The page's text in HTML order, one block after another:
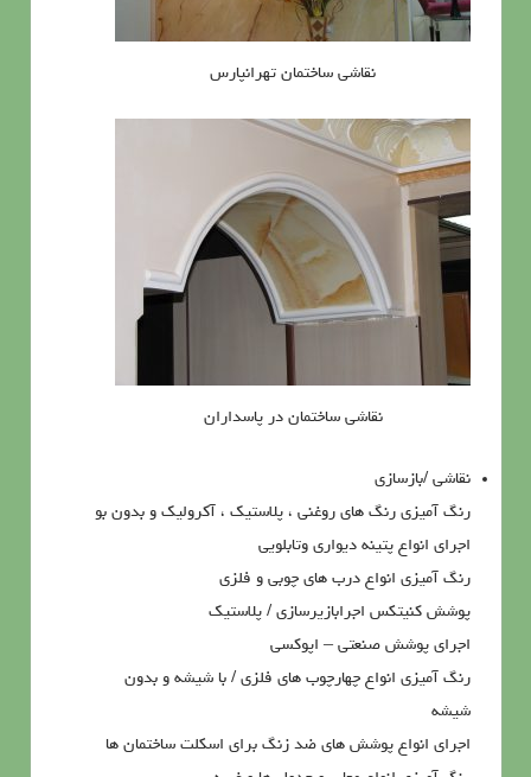
نقاشی ساختمان تهرانپارس
نقاشی ساختمان در پاسداران
نقاشي /بازسازي
رنگ آميزي رنگ هاي روغني ، پلاستيک ، آکروليک و بدون بو
اجراي انواع پتينه ديواري وتابلويي
رنگ آميزي انواع درب هاي چوبي و فلزي
پوشش کنيتکس اجرابازيرسازي / پلاستيک
اجراي پوشش صنعتي – اپوکسي
رنگ آميزي انواع چهارچوب هاي فلزي / با شيشه و بدون
شيشه
اجراي انواع پوشش هاي ضد زنگ براي اسکلت ساختمان ها